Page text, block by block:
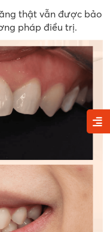
thật vẫn được bảo
pháp điều trị.